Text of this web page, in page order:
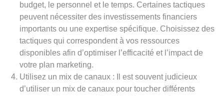
budget, le personnel et le temps. Certaines tactiques
peuvent nécessiter des investissements financiers
importants ou une expertise spécifique. Choisissez des
tactiques qui correspondent à vos ressources
disponibles afin d’optimiser l’efficacité et l’impact de
votre plan marketing.
Utilisez un mix de canaux : Il est souvent judicieux
d’utiliser un mix de canaux pour toucher différents